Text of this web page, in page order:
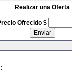
Realizar una Oferta
Ofrecido $